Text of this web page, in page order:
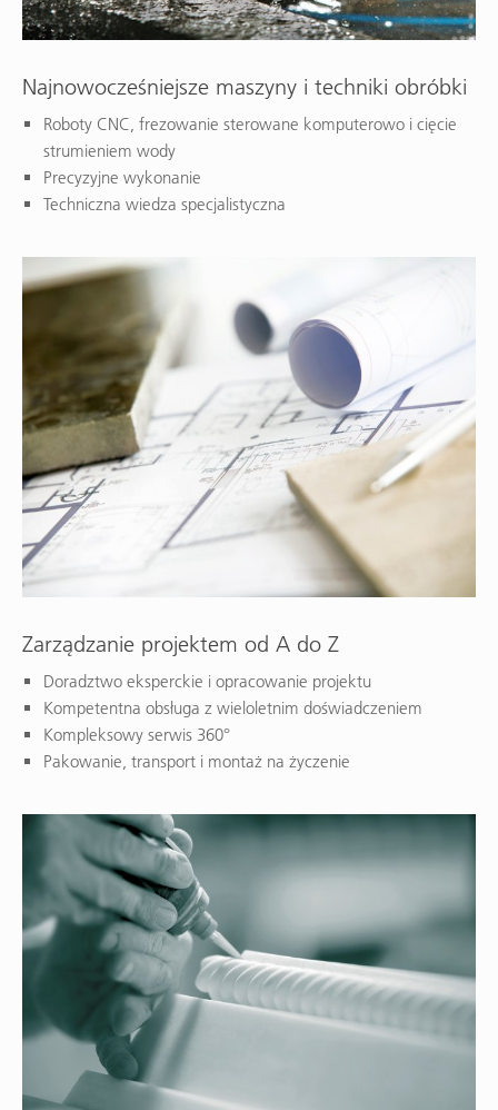
Najnowocześniejsze maszyny i techniki obróbki
Roboty CNC, frezowanie sterowane komputerowo i cięcie
strumieniem wody
Precyzyjne wykonanie
Techniczna wiedza specjalistyczna
Zarządzanie projektem od A do Z
Doradztwo eksperckie i opracowanie projektu
Kompetentna obsługa z wieloletnim doświadczeniem
Kompleksowy serwis 360°
Pakowanie, transport i montaż na życzenie